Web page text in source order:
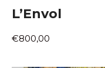
L’Envol
€800,00